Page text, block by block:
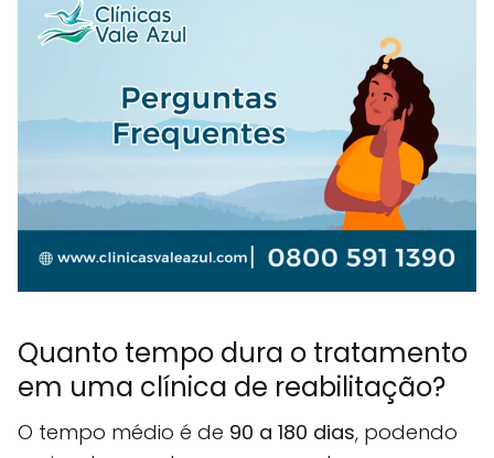
Quanto tempo dura o tratamento
em uma clínica de reabilitação?
O tempo médio é de 90 a 180 dias, podendo